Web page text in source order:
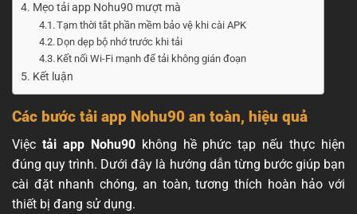
Mẹo tải app Nohu90 mượt mà
Tạm thời tắt phần mềm bảo vệ khi cài APK
Dọn dẹp bộ nhớ trước khi tải
Kết nối Wi-Fi mạnh để tải không gián đoạn
Kết luận
Các bước tải app Nohu90 an toàn, hiệu quả
Việc tải app Nohu90không hề phức tạp nếu thực hiện
đúng quy trình. Dưới đây là hướng dẫn từng bước giúp bạn
cài đặt nhanh chóng, an toàn, tương thích hoàn hảo với
thiết bị đang sử dụng.